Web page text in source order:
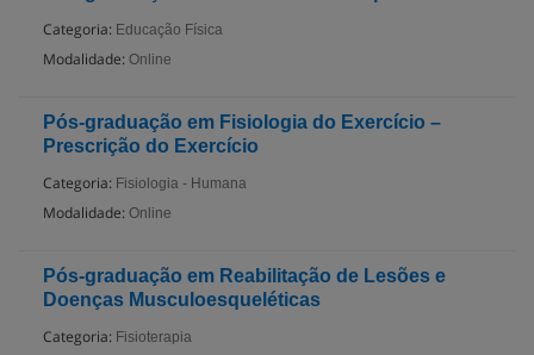
Categoria: Educação Física
Modalidade: Online
Pós-graduação em Fisiologia do Exercício –
Prescrição do Exercício
Categoria: Fisiologia - Humana
Modalidade: Online
Pós-graduação em Reabilitação de Lesões e
Doenças Musculoesqueléticas
Categoria: Fisioterapia